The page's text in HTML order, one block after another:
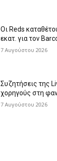
Οι Reds
εκατ. για τον
7 Αυγούστου 2026
Συζητήσεις της
χορηγούς στη
7 Αυγούστου 2026